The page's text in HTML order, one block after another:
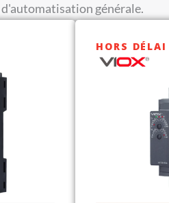
générale.
HORS DÉLAI